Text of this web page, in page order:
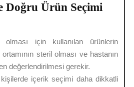
Doğru Ürün Seçimi
olması için kullanılan ürünlerin
steril olması ve hastanın
değerlendirilmesi gerekir.
içerik seçimi daha dikkatli